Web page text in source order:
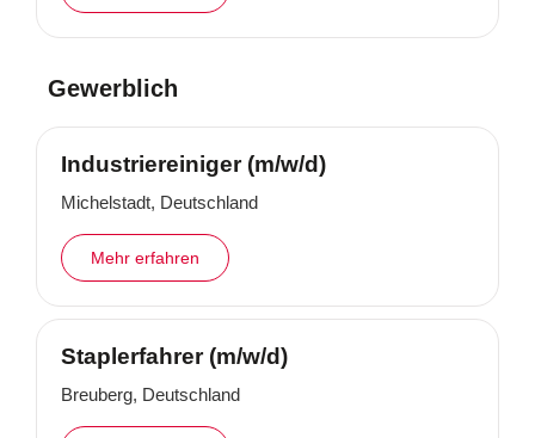
Gewerblich
Industriereiniger (m/w/d)
Michelstadt, Deutschland
Mehr erfahren
Staplerfahrer (m/w/d)
Breuberg, Deutschland